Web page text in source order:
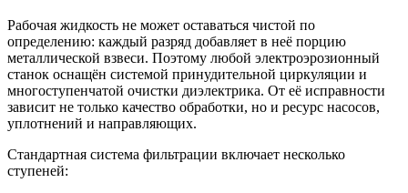
Рабочая жидкость не может оставаться чистой по
определению: каждый разряд добавляет в неё порцию
металлической взвеси. Поэтому любой электроэрозионный
станок оснащён системой принудительной циркуляции и
многоступенчатой очистки диэлектрика. От её исправности
зависит не только качество обработки, но и ресурс насосов,
уплотнений и направляющих.
Стандартная система фильтрации включает несколько
ступеней: